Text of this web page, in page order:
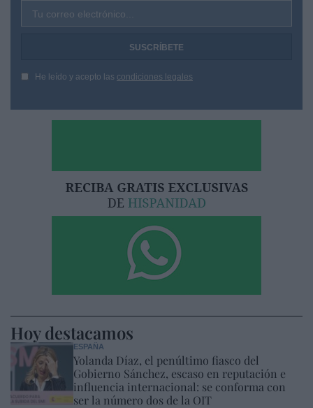
Tu correo electrónico...
He leído y acepto las condiciones legales
Hoy destacamos
ESPAÑA
Yolanda Díaz, el penúltimo fiasco del
Gobierno Sánchez, escaso en reputación e
influencia internacional: se conforma con
ser la número dos de la OIT